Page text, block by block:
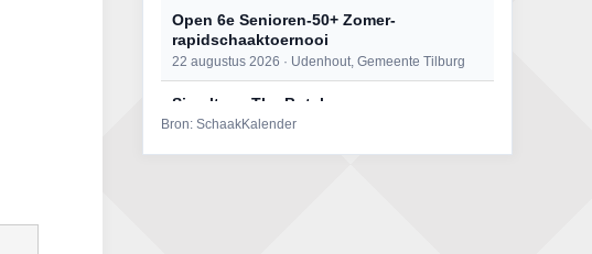
Open 6e Senioren-50+ Zomer-
rapidschaaktoernooi
22 augustus 2026 · Udenhout, Gemeente Tilburg
Simultaan The Butcher
22 augustus 2026 · Utrecht
Bron: SchaakKalender